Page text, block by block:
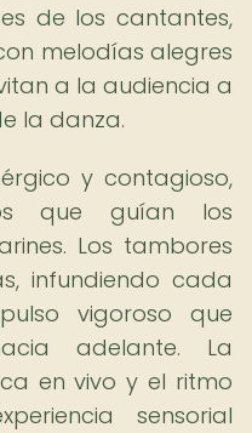
de los cantantes,
melodías alegres
a la audiencia a
la danza.
y contagioso,
que guían los
Los tambores
infundiendo cada
vigoroso que
adelante. La
en vivo y el ritmo
sensorial